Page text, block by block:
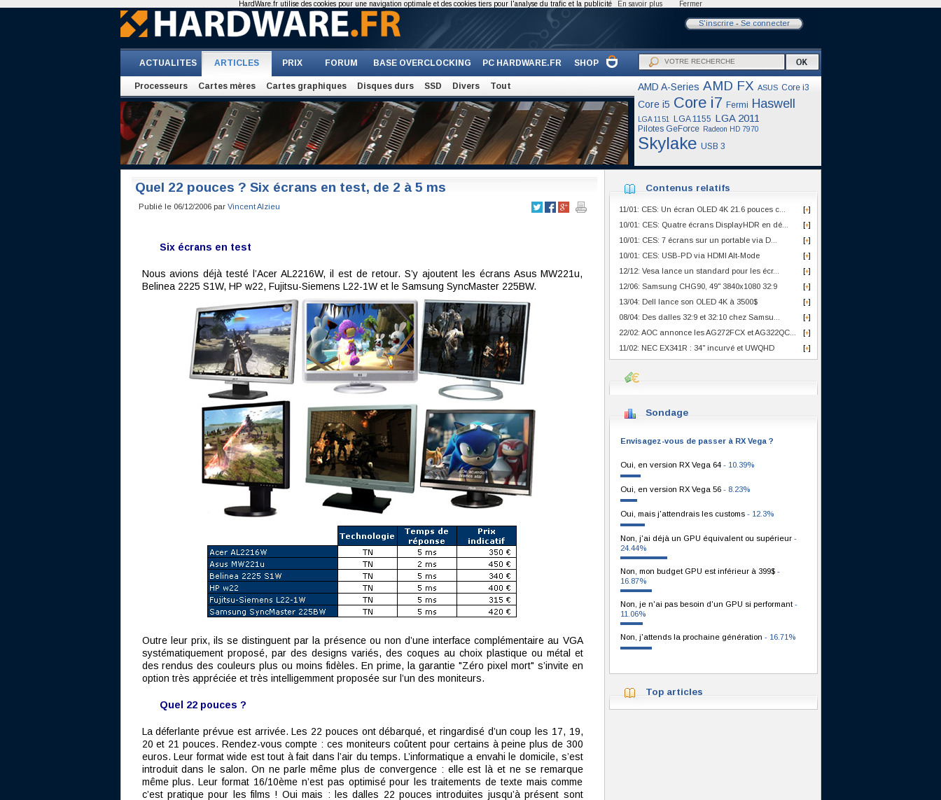
S'inscrire- Se connecter
ACTUALITES ARTICLES PRIX FORUM BASE OVERCLOCKING PC HARDWARE.FR SHOP
Processeurs Cartes mères Cartes graphiques Disques durs SSD Divers Tout AMD A-Series AMD FX ASUS Core i3
Core i5 Core i7 Fermi Haswell
LGA 1151 LGA 1155 LGA 2011
Pilotes GeForce Radeon HD 7970
Skylake USB 3
Quel 22 pouces ? Six écrans en test, de 2 à 5 ms
Publié le 06/12/2006 par Vincent Alzieu
Six écrans en test
Nous avions déjà testé l’Acer AL2216W, il est de retour. S’y ajoutent les écrans Asus MW221u,
Belinea 2225 S1W, HP w22, Fujitsu-Siemens L22-1W et le Samsung SyncMaster 225BW.
Outre leur prix, ils se distinguent par la présence ou non d’une interface complémentaire au VGA
systématiquement proposé, par des designs variés, des coques au choix plastique ou métal et
des rendus des couleurs plus ou moins fidèles. En prime, la garantie "Zéro pixel mort" s’invite en
option très appréciée et très intelligemment proposée sur l’un des moniteurs.
Quel 22 pouces ?
La déferlante prévue est arrivée. Les 22 pouces ont débarqué, et ringardisé d’un coup les 17, 19,
20 et 21 pouces. Rendez-vous compte : ces moniteurs coûtent pour certains à peine plus de 300
euros. Leur format wide est tout à fait dans l’air du temps. L’informatique a envahi le domicile, s’est
introduit dans le salon. On ne parle même plus de convergence : elle est là et ne se remarque
même plus. Leur format 16/10ème n’est pas optimisé pour les traitements de texte mais comme
c’est pratique pour les films ! Oui mais : les dalles 22 pouces introduites jusqu’à présent sont
Contenus relatifs
[+]
11/01: CES: Un écran OLED 4K 21.6 pouces c...
[+]
10/01: CES: Quatre écrans DisplayHDR en dé...
[+]
10/01: CES: 7 écrans sur un portable via D...
[+]
10/01: CES: USB-PD via HDMI Alt-Mode
[+]
12/12: Vesa lance un standard pour les écr...
[+]
12/06: Samsung CHG90, 49" 3840x1080 32:9
[+]
13/04: Dell lance son OLED 4K à 3500$
[+]
08/04: Des dalles 32:9 et 32:10 chez Samsu...
[+]
22/02: AOC annonce les AG272FCX et AG322QC...
[+]
11/02: NEC EX341R : 34" incurvé et UWQHD
Sondage
Envisagez-vous de passer à RX Vega ?
Oui, en version RX Vega 64 - 10.39%
Oui, en version RX Vega 56 - 8.23%
Oui, mais j'attendrais les customs - 12.3%
Non, j'ai déjà un GPU équivalent ou supérieur -
24.44%
Non, mon budget GPU est inférieur à 399$ -
16.87%
Non, je n'ai pas besoin d'un GPU si performant -
11.06%
Non, j'attends la prochaine génération - 16.71%
Top articles
HardWare.fr utilise des cookies pour une navigation optimale et des cookies tiers pour l'analyse du trafic et la publicité En savoir plus Fermer